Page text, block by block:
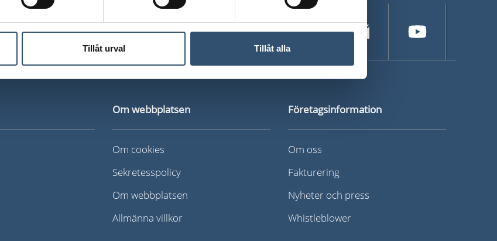
Tillåt urval Tillåt alla
Om webbplatsen
Om cookies
Sekretesspolicy
Om webbplatsen
Allmänna villkor
Företagsinformation
Om oss
Fakturering
Nyheter och press
Whistleblower